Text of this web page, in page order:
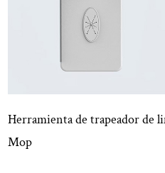
de pisos Mopx Flat